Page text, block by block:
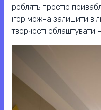
роблять простір
ігор можна залишити
творчості облаштувати